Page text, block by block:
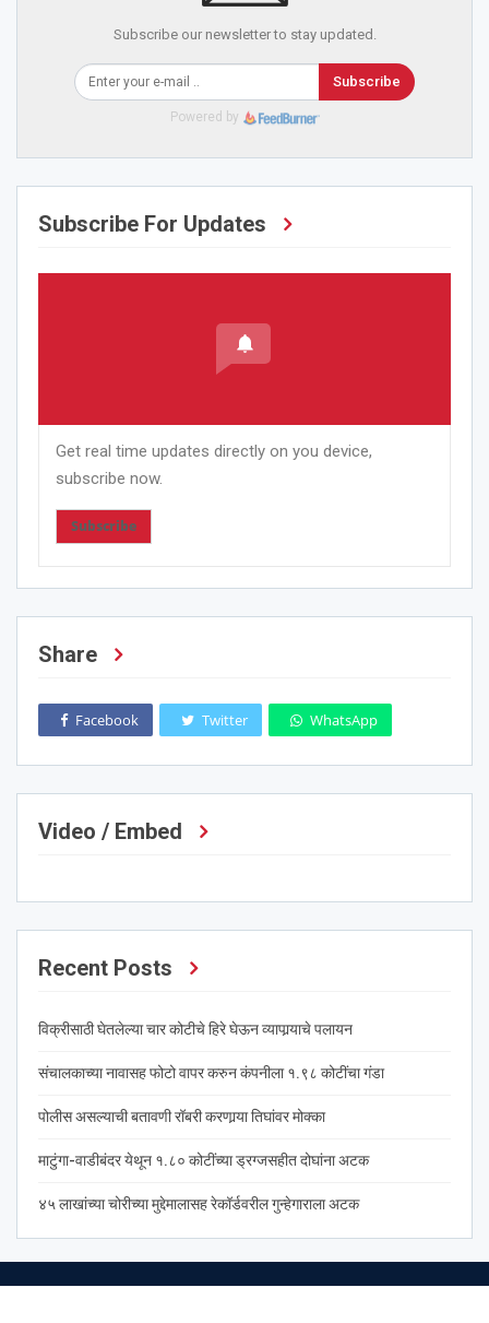
Subscribe our newsletter to stay updated.
Subscribe
Powered by
Subscribe For Updates
Get real time updates directly on you device,
subscribe now.
Subscribe
Share
Facebook Twitter WhatsApp
Video / Embed
Recent Posts
विक्रीसाठी घेतलेल्या चार कोटीचे हिरे घेऊन व्यापार्‍याचे पलायन
संचालकाच्या नावासह फोटो वापर करुन कंपनीला १.९८ कोटींचा गंडा
पोलीस असल्याची बतावणी रॉबरी करणार्‍या तिघांवर मोक्का
माटुंगा-वाडीबंदर येथून १.८० कोटींच्या ड्रग्जसहीत दोघांना अटक
४५ लाखांच्या चोरीच्या मुद्देमालासह रेकॉर्डवरील गुन्हेगाराला अटक